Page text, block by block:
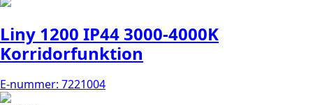
Liny 1200 IP44 3000-4000K
Korridorfunktion
E-nummer: 7221004